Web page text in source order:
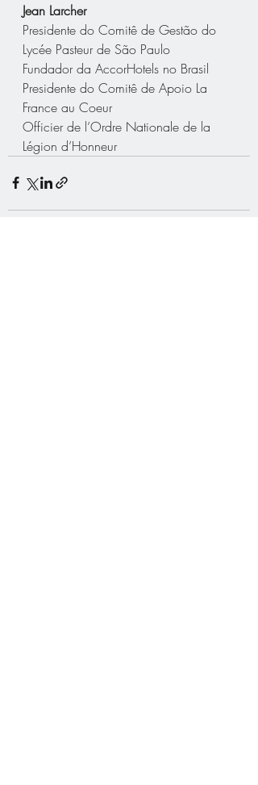
Jean Larcher
Presidente do Comitê de Gestão do
Lycée Pasteur de São Paulo
Fundador da AccorHotels no Brasil
Presidente do Comitê de Apoio La
France au Coeur
Officier de l’Ordre Nationale de la
Légion d’Honneur